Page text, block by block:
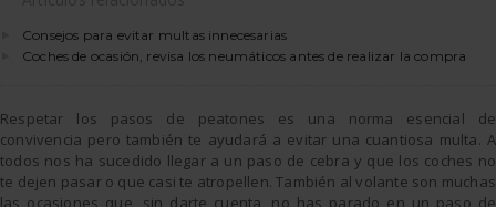
Consejos para evitar multas innecesarias
Coches de ocasión, revisa los neumáticos antes de realizar la compra
Respetar los pasos de peatones es una norma esencial de
convivencia pero también te ayudará a evitar una cuantiosa multa. A
todos nos ha sucedido llegar a un paso de cebra y que los coches no
te dejen pasar o que casi te atropellen. También al volante son muchas
las ocasiones que, sin darte cuenta, no has parado en un paso de